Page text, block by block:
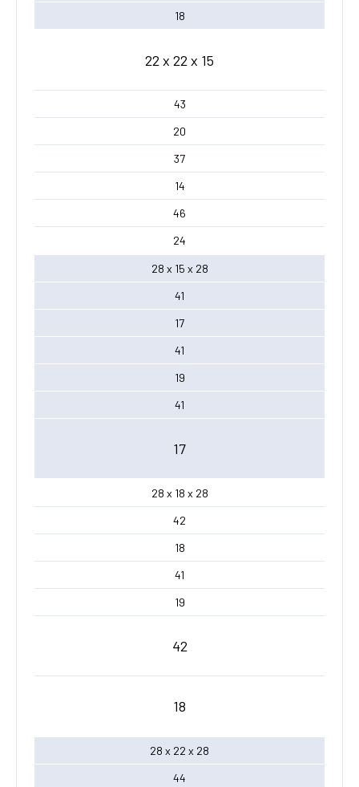
18
22 x 22 x 15
43
20
37
14
46
24
28 x 15 x 28
41
17
41
19
41
17
28 x 18 x 28
42
18
41
19
42
18
28 x 22 x 28
44